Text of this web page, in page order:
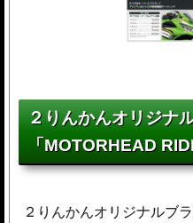
２りんかんオリジナ
「MOTORHEAD
２りんかんオリジナルブ